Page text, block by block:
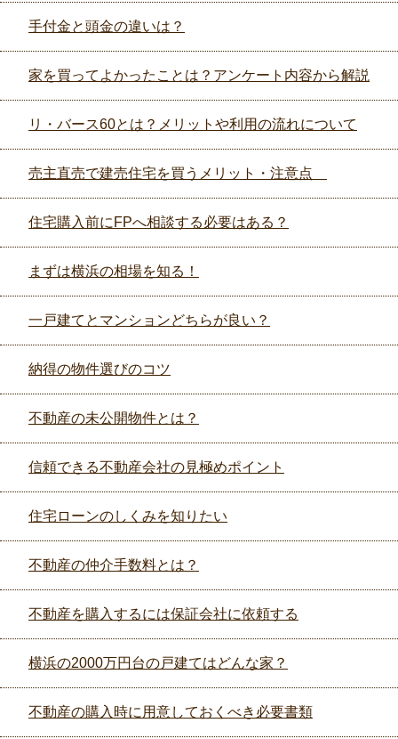
手付金と頭金の違いは？
家を買ってよかったことは？アンケート内容から解説
リ・バース60とは？メリットや利用の流れについて
売主直売で建売住宅を買うメリット・注意点
住宅購入前にFPへ相談する必要はある？
まずは横浜の相場を知る！
一戸建てとマンションどちらが良い？
納得の物件選びのコツ
不動産の未公開物件とは？
信頼できる不動産会社の見極めポイント
住宅ローンのしくみを知りたい
不動産の仲介手数料とは？
不動産を購入するには保証会社に依頼する
横浜の2000万円台の戸建てはどんな家？
不動産の購入時に用意しておくべき必要書類